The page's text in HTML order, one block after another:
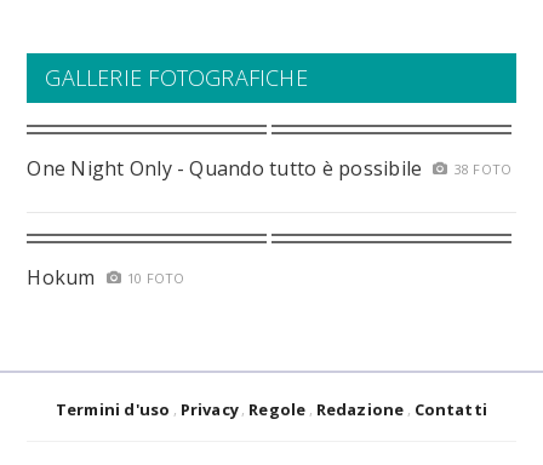
GALLERIE FOTOGRAFICHE
One Night Only - Quando tutto è possibile 38 FOTO
Hokum 10 FOTO
Termini d'uso Privacy Regole Redazione Contatti